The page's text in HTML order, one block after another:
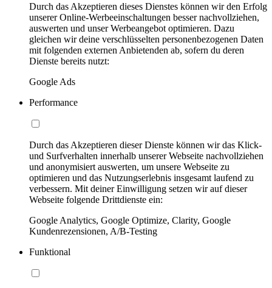
Durch das Akzeptieren dieses Dienstes können wir den Erfolg
unserer Online-Werbeeinschaltungen besser nachvollziehen,
auswerten und unser Werbeangebot optimieren. Dazu
gleichen wir deine verschlüsselten personenbezogenen Daten
mit folgenden externen Anbietenden ab, sofern du deren
Dienste bereits nutzt:
Google Ads
Performance
Durch das Akzeptieren dieser Dienste können wir das Klick-
und Surfverhalten innerhalb unserer Webseite nachvollziehen
und anonymisiert auswerten, um unsere Webseite zu
optimieren und das Nutzungserlebnis insgesamt laufend zu
verbessern. Mit deiner Einwilligung setzen wir auf dieser
Webseite folgende Drittdienste ein:
Google Analytics, Google Optimize, Clarity, Google
Kundenrezensionen, A/B-Testing
Funktional